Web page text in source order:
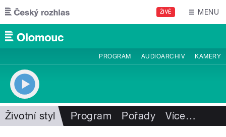
Přejít k hlavnímu obsahu
ŽIVĚ MENU
PROGRAM AUDIOARCHIV KAMERY
Životní styl Program Pořady Více…